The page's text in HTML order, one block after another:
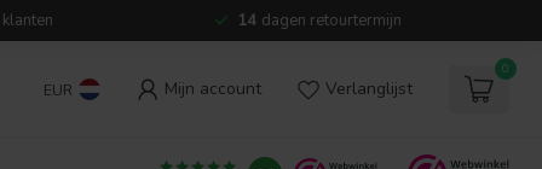
14 dagen retourtermijn
EUR Mijn account Verlanglijst
0